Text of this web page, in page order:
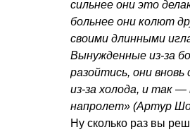
сильнее они это
больнее они колют
своими длинными
Вынужденные из-за
разойтись, они
из-за холода, и так —
напролет» (Артур
Ну сколько раз вы